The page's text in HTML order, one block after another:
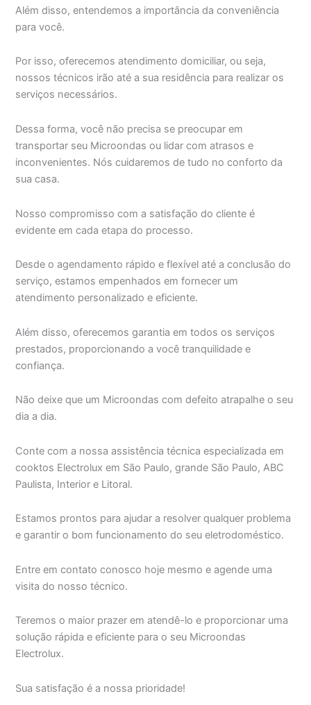
Além disso, entendemos a importância da conveniência
para você.
Por isso, oferecemos atendimento domiciliar, ou seja,
nossos técnicos irão até a sua residência para realizar os
serviços necessários.
Dessa forma, você não precisa se preocupar em
transportar seu Microondas ou lidar com atrasos e
inconvenientes. Nós cuidaremos de tudo no conforto da
sua casa.
Nosso compromisso com a satisfação do cliente é
evidente em cada etapa do processo.
Desde o agendamento rápido e flexível até a conclusão do
serviço, estamos empenhados em fornecer um
atendimento personalizado e eficiente.
Além disso, oferecemos garantia em todos os serviços
prestados, proporcionando a você tranquilidade e
confiança.
Não deixe que um Microondas com defeito atrapalhe o seu
dia a dia.
Conte com a nossa assistência técnica especializada em
cooktos Electrolux em São Paulo, grande São Paulo, ABC
Paulista, Interior e Litoral.
Estamos prontos para ajudar a resolver qualquer problema
e garantir o bom funcionamento do seu eletrodoméstico.
Entre em contato conosco hoje mesmo e agende uma
visita do nosso técnico.
Teremos o maior prazer em atendê-lo e proporcionar uma
solução rápida e eficiente para o seu Microondas
Electrolux.
Sua satisfação é a nossa prioridade!